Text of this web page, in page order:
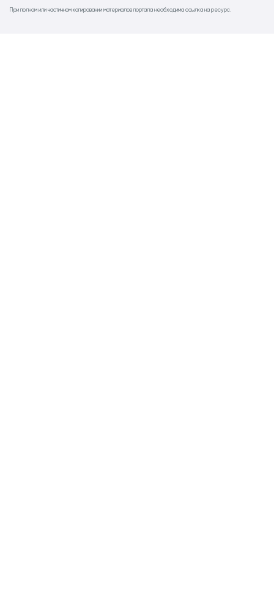
При полном или частичном копировании материалов портала необходима ссылка на ресурс.